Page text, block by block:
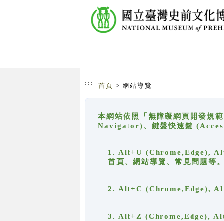
::: 首頁 > 網站導覽
本網站依照「無障礙網頁開發規
Navigator)、鍵盤快速鍵
1. Alt+U (Chrome,Edge),
首頁、網站導覽、常見問題等。
2. Alt+C (Chrome,Edge),
3. Alt+Z (Chrome,Edge),